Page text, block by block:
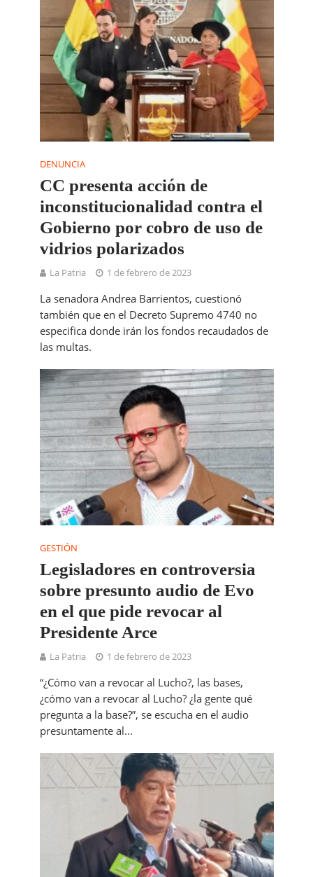
DENUNCIA
CC presenta acción de
inconstitucionalidad contra el
Gobierno por cobro de uso de
vidrios polarizados
La Patria 1 de febrero de 2023
La senadora Andrea Barrientos, cuestionó
también que en el Decreto Supremo 4740 no
especifica donde irán los fondos recaudados de
las multas.
GESTIÓN
Legisladores en controversia
sobre presunto audio de Evo
en el que pide revocar al
Presidente Arce
La Patria 1 de febrero de 2023
“¿Cómo van a revocar al Lucho?, las bases,
¿cómo van a revocar al Lucho? ¿la gente qué
pregunta a la base?”, se escucha en el audio
presuntamente al...